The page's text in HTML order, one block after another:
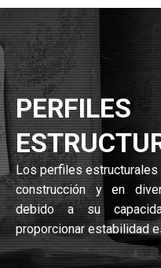
PERFILES
Los perfiles
construcción y en
debido a su
proporcionar estabilidad